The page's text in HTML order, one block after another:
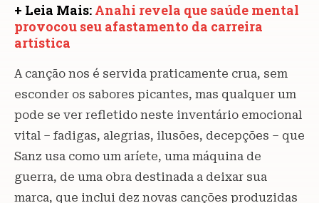
+ Leia Mais: Anahi revela que saúde mental
provocou seu afastamento da carreira
artística
A canção nos é servida praticamente crua, sem
esconder os sabores picantes, mas qualquer um
pode se ver refletido neste inventário emocional
vital – fadigas, alegrias, ilusões, decepções – que
Sanz usa como um aríete, uma máquina de
guerra, de uma obra destinada a deixar sua
marca, que inclui dez novas canções produzidas